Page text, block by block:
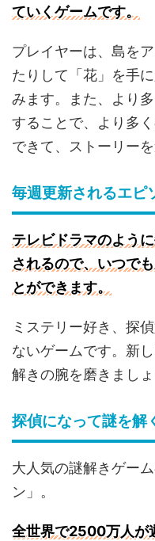
ていくゲームです。
プレイヤーは、島を
たりして「花」を手
みます。また、より
することで、より多
できて、ストーリー
毎週更新されるエピ
テレビドラマのよう
されるので、いつで
とができます。
ミステリー好き、探
ないゲームです。新
解きの腕を磨きましょ
探偵になって謎を解
大人気の謎解きゲー
ン」。
全世界で2500万人が